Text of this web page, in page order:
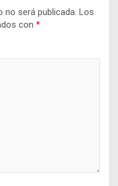
no será publicada. Los
con *